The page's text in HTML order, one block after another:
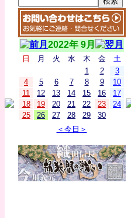
2022年 9月
日 月 火 水 木 金
土
1
2
3
4
5 6 7 8 9
10
11
12 13 14 15 16
17
18
19 20 21 22 23
24
25
26 27 28 29
30
＜今日＞